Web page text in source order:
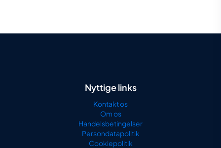
Nyttige links
Kontakt os
Om os
Handelsbetingelser
Persondatapolitik
Cookiepolitik